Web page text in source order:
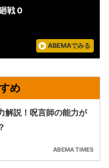
戦 0
ABEMAでみる
解説！呪言師の能力が
ABEMA TIMES